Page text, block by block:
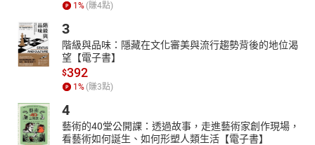
1 % (賺4點)
3
階級與品味：隱藏在文化審美與流行趨勢背後的地位渴
望【電子書】
$392
1 % (賺3點)
4
藝術的40堂公開課：透過故事，走進藝術家創作現場，
看藝術如何誕生、如何形塑人類生活【電子書】